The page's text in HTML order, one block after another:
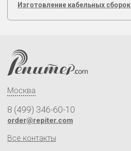
Изготовление кабельных сборок
Москва
8 (499) 346-60-10
order@repiter.com
Все контакты